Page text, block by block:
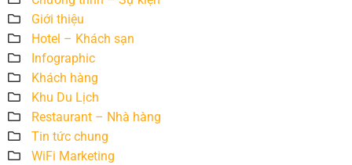
Giới thiệu
Hotel – Khách sạn
Infographic
Khách hàng
Khu Du Lịch
Restaurant – Nhà hàng
Tin tức chung
WiFi Marketing